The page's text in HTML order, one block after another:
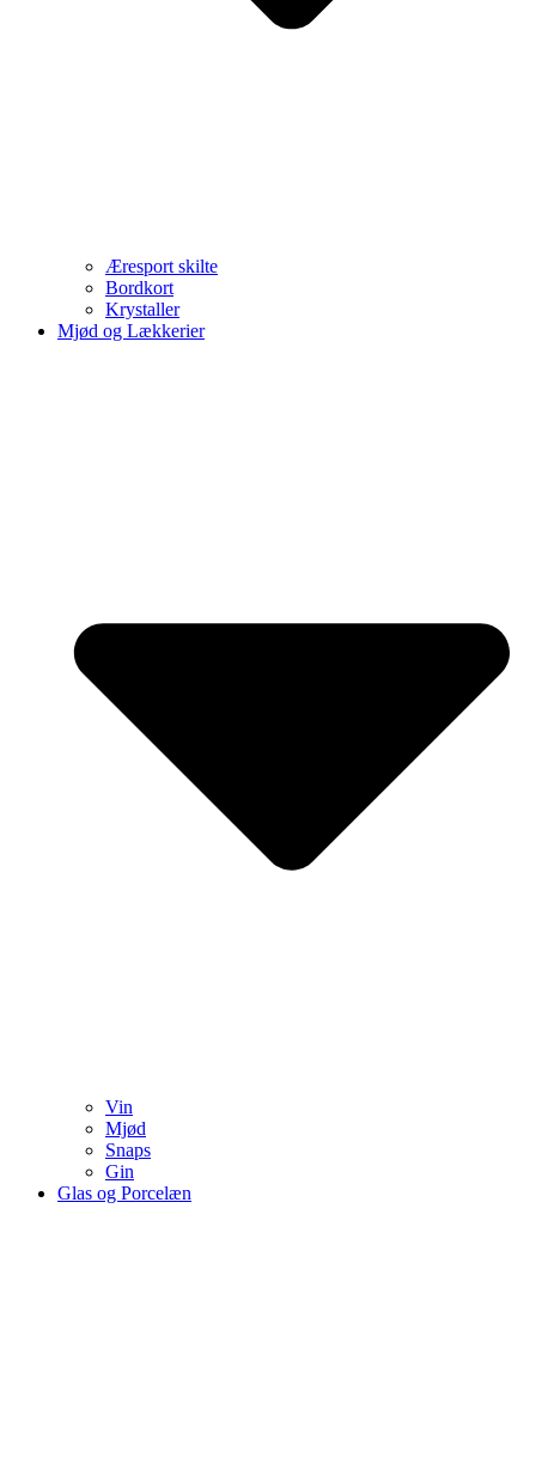
Æresport skilte
Bordkort
Krystaller
Mjød og Lækkerier
Vin
Mjød
Snaps
Gin
Glas og Porcelæn